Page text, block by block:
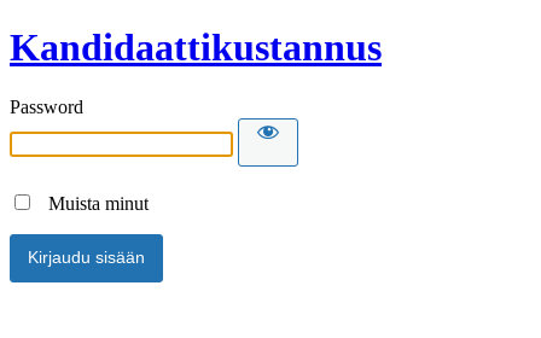
Kandidaattikustannus
Password
Muista minut